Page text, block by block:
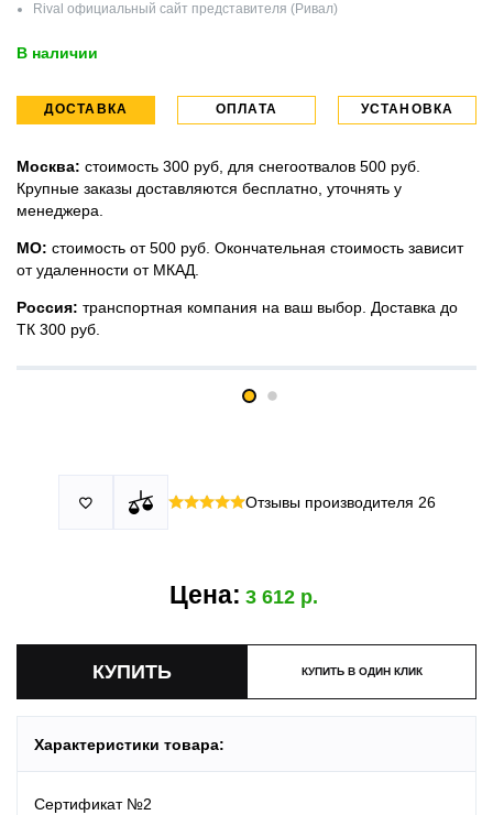
Rival официальный сайт представителя (Ривал)
В наличии
ДОСТАВКА ОПЛАТА УСТАНОВКА
Москва: стоимость 300 руб, для снегоотвалов 500 руб.
Крупные заказы доставляются бесплатно, уточнять у
менеджера.
МО: стоимость от 500 руб. Окончательная стоимость зависит
от удаленности от МКАД.
Россия: транспортная компания на ваш выбор. Доставка до
ТК 300 руб.
Принимаем все виды оплаты в том числе переводы и СПБ.
По России: оплата производится до момента отгрузки в ТК.
У нас 2 установочных центра:г. Москва, ул. Привольная д 2,
скидка 25%
 Отзывы производителя 26
Цена: 3 612
КУПИТЬ В ОДИН КЛИК
Характеристики товара:
Сертификат №2